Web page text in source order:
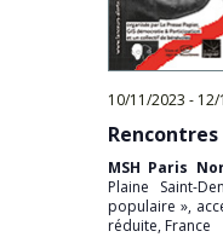
10/11/2023 -
MSH Paris
Plaine Saint-
populaire »,
réduite, France